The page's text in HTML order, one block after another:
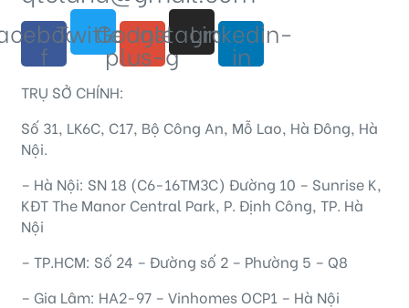
f
TwitterGoogle-
plus-g
Instagram
Linkedin-
in
TRỤ SỞ CHÍNH:
Số 31, LK6C, C17, Bộ Công An, Mỗ Lao, Hà Đông, Hà
Nội.
– Hà Nội: SN 18 (C6-16TM3C) Đường 10 – Sunrise K,
KĐT The Manor Central Park, P. Định Công, TP. Hà
Nội
– TP.HCM: Số 24 – Đường số 2 – Phường 5 – Q8
– Gia Lâm: HA2-97 – Vinhomes OCP1 – Hà Nội